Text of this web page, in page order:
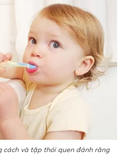
cách và tập thói quen đánh răng